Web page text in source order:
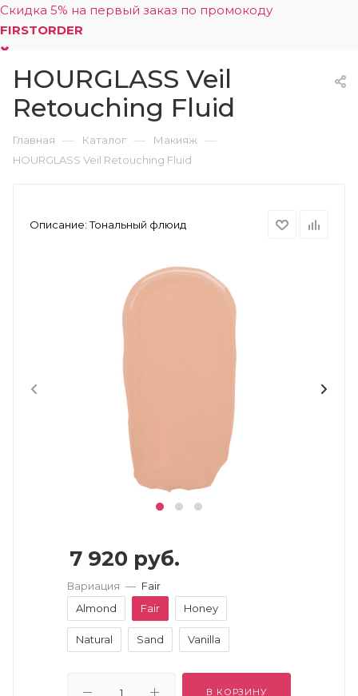
Скидка 5% на первый заказ по промокоду
FIRSTORDER
0
HOURGLASS Veil
Retouching Fluid
Главная — Каталог — Макияж —
HOURGLASS Veil Retouching Fluid
Описание:Тональный флюид
7 920 руб.
Вариация — Fair
Almond
Fair Honey
Natural Sand Vanilla
В КОРЗИНУ